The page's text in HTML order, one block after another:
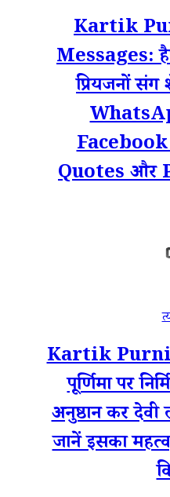
Kartik
Messages:
प्रियजनों
Quotes और
Kartik
पूर्णिमा पर
अनुष्ठान कर देवी
जानें इसका